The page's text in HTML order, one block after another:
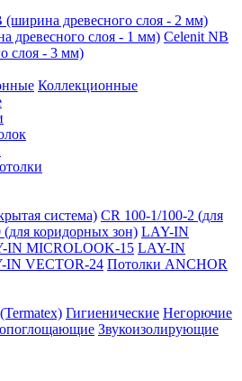
(ширина древесного слоя - 2 мм)
древесного слоя - 1 мм) Celenit NB
слоя - 3 мм)
Коллекционные
система) CR 100-1/100-2 (для
(для коридорных зон) LAY-IN
IN MICROLOOK-15 LAY-IN
IN VECTOR-24 Потолки ANCHOR
Гигиенические Негорючие
Звукоизолирующие